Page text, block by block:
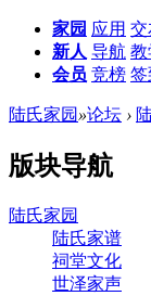
家园 应用 交
新人 导航 教
会员 竞榜 签
陆氏家园 »论坛 ›
版块导航
陆氏家园
陆氏家谱
祠堂文化
世泽家声